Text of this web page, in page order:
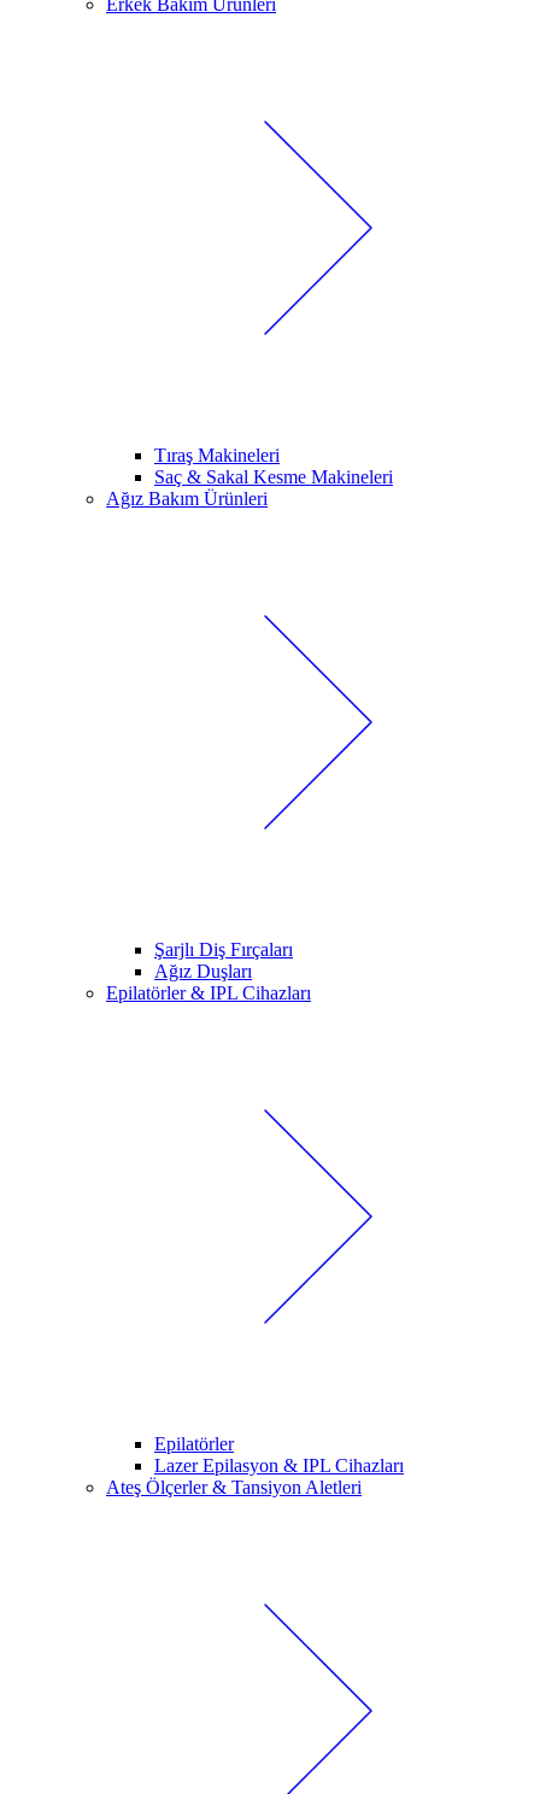
Erkek Bakım Ürünleri
Tıraş Makineleri
Saç & Sakal Kesme Makineleri
Ağız Bakım Ürünleri
Şarjlı Diş Fırçaları
Ağız Duşları
Epilatörler & IPL Cihazları
Epilatörler
Lazer Epilasyon & IPL Cihazları
Ateş Ölçerler & Tansiyon Aletleri